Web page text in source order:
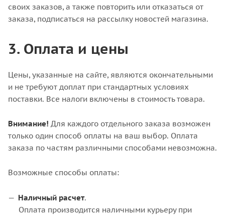
своих заказов, а также повторить или отказаться от
заказа, подписаться на рассылку новостей магазина.
3. Оплата и цены
Цены, указанные на сайте, являются окончательными
и не требуют доплат при стандартных условиях
поставки. Все налоги включены в стоимость товара.
Внимание! Для каждого отдельного заказа возможен
только один способ оплаты на ваш выбор. Оплата
заказа по частям различными способами невозможна.
Возможные способы оплаты:
Наличный расчет.
Оплата производится наличными курьеру при